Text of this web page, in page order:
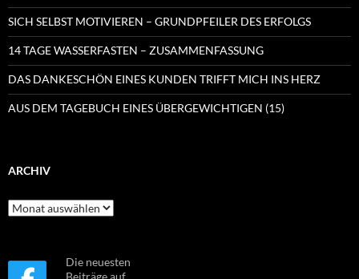
SICH SELBST MOTIVIEREN – GRUNDPFEILER DES ERFOLGS
14 TAGE WASSERFASTEN – ZUSAMMENFASSUNG
DAS DANKESCHÖN EINES KUNDEN TRIFFT MICH INS HERZ
AUS DEM TAGEBUCH EINES ÜBERGEWICHTIGEN (15)
ARCHIV
Archiv
Die neuesten
Beiträge auf